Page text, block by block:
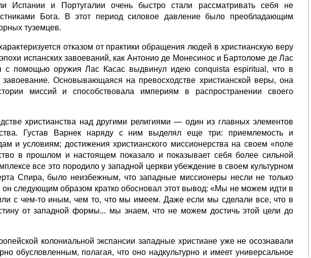
Испании и Португалии очень быстро стали рассматривать себя не
Бога. В этот период силовое давление было преобладающим
туземцев.
отказом от практики обращения людей в христианскую веру
испанских завоеваний, как Антонио де Монесинос и Бартоломе де Лас
с помощью оружия Лас Касас выдвинул идею conquista espiritual, что в
завоевание. Основывающаяся на превосходстве христианской веры, она
миссий и способствовала империям в распространении своего
христианства над другими религиями — один из главных элементов
Густав Варнек наряду с ним выделял еще три: приемлемость и
и условиям; достижения христианского миссионерства на своем «поле
в прошлом и настоящем показало и показывает себя более сильной
все это породило у западной церкви убеждение в своем культурном
Спира, было неизбежным, что западные миссионеры несли не только
следующим образом кратко обосновал этот вывод: «Мы не можем идти в
с чем-то иным, чем то, что мы имеем. Даже если мы сделали все, что в
от западной формы... мы знаем, что не можем достичь этой цели до
колониальной экспансии западные христиане уже не осознавали
обусловленным, полагая, что оно надкультурно и имеет универсальное